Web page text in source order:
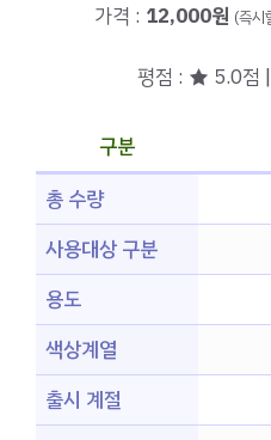
가격 : 12,000원 (즉
평점 : ★ 5.0점
구분
총 수량
사용대상 구분
용도
색상계열
출시 계절